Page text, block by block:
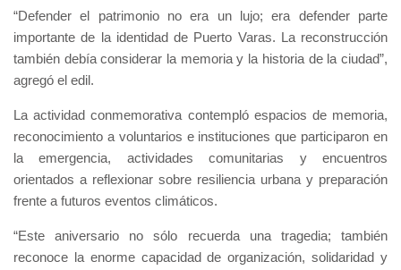
“Defender el patrimonio no era un lujo; era defender parte
importante de la identidad de Puerto Varas. La reconstrucción
también debía considerar la memoria y la historia de la ciudad”,
agregó el edil.
La actividad conmemorativa contempló espacios de memoria,
reconocimiento a voluntarios e instituciones que participaron en
la emergencia, actividades comunitarias y encuentros
orientados a reflexionar sobre resiliencia urbana y preparación
frente a futuros eventos climáticos.
“Este aniversario no sólo recuerda una tragedia; también
reconoce la enorme capacidad de organización, solidaridad y